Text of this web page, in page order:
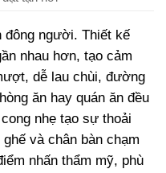
đông người. Thiết kế
nhau hơn, tạo cảm
dễ lau chùi, đường
ăn hay quán ăn đều
nhẹ tạo sự thoải
và chân bàn chạm
nhấn thẩm mỹ, phù